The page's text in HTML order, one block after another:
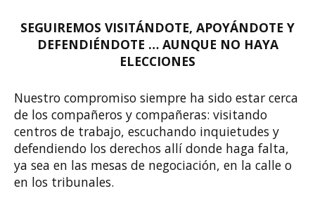
SEGUIREMOS VISITÁNDOTE, APOYÁNDOTE Y
DEFENDIÉNDOTE … AUNQUE NO HAYA
ELECCIONES
Nuestro compromiso siempre ha sido estar cerca
de los compañeros y compañeras: visitando
centros de trabajo, escuchando inquietudes y
defendiendo los derechos allí donde haga falta,
ya sea en las mesas de negociación, en la calle o
en los tribunales.